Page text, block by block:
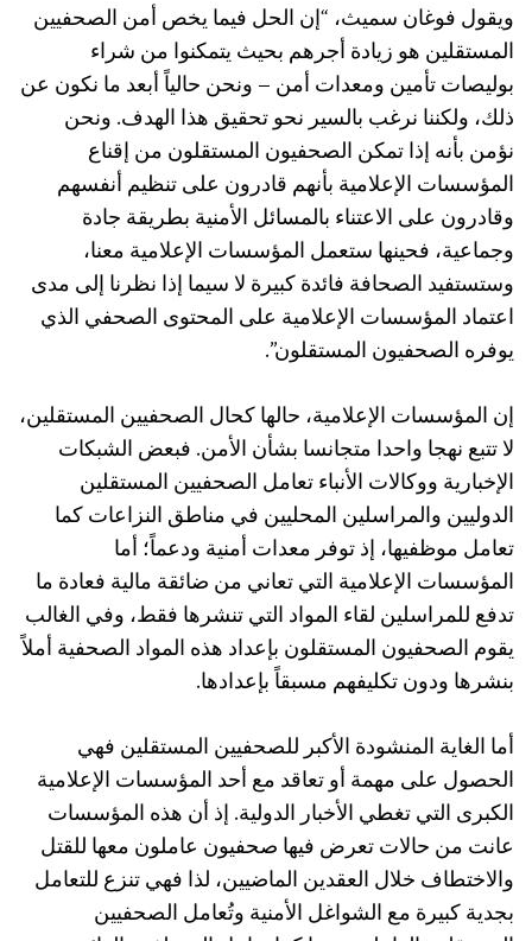
ويقول فوغان سميث، “إن الحل فيما يخص أمن الصحفيين
المستقلين هو زيادة أجرهم بحيث يتمكنوا من شراء
بوليصات تأمين ومعدات أمن – ونحن حالياً أبعد ما نكون عن
ذلك، ولكننا نرغب بالسير نحو تحقيق هذا الهدف. ونحن
نؤمن بأنه إذا تمكن الصحفيون المستقلون من إقناع
المؤسسات الإعلامية بأنهم قادرون على تنظيم أنفسهم
وقادرون على الاعتناء بالمسائل الأمنية بطريقة جادة
وجماعية، فحينها ستعمل المؤسسات الإعلامية معنا،
وستستفيد الصحافة فائدة كبيرة لا سيما إذا نظرنا إلى مدى
اعتماد المؤسسات الإعلامية على المحتوى الصحفي الذي
يوفره الصحفيون المستقلون”.
إن المؤسسات الإعلامية، حالها كحال الصحفيين المستقلين،
لا تتبع نهجا واحدا متجانسا بشأن الأمن. فبعض الشبكات
الإخبارية ووكالات الأنباء تعامل الصحفيين المستقلين
الدوليين والمراسلين المحليين في مناطق النزاعات كما
تعامل موظفيها، إذ توفر معدات أمنية ودعماً؛ أما
المؤسسات الإعلامية التي تعاني من ضائقة مالية فعادة ما
تدفع للمراسلين لقاء المواد التي تنشرها فقط، وفي الغالب
يقوم الصحفيون المستقلون بإعداد هذه المواد الصحفية أملاً
بنشرها ودون تكليفهم مسبقاً بإعدادها.
أما الغاية المنشودة الأكبر للصحفيين المستقلين فهي
الحصول على مهمة أو تعاقد مع أحد المؤسسات الإعلامية
الكبرى التي تغطي الأخبار الدولية. إذ أن هذه المؤسسات
عانت من حالات تعرض فيها صحفيون عاملون معها للقتل
والاختطاف خلال العقدين الماضيين، لذا فهي تنزع للتعامل
بجدية كبيرة مع الشواغل الأمنية وتُعامل الصحفيين